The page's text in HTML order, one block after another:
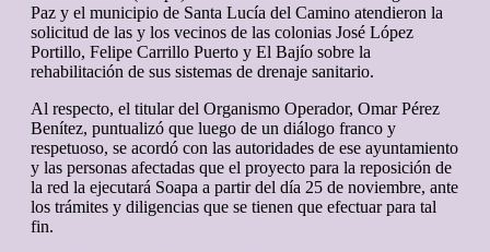
Paz y el municipio de Santa Lucía del Camino atendieron la
solicitud de las y los vecinos de las colonias José López
Portillo, Felipe Carrillo Puerto y El Bajío sobre la
rehabilitación de sus sistemas de drenaje sanitario.
Al respecto, el titular del Organismo Operador, Omar Pérez
Benítez, puntualizó que luego de un diálogo franco y
respetuoso, se acordó con las autoridades de ese ayuntamiento
y las personas afectadas que el proyecto para la reposición de
la red la ejecutará Soapa a partir del día 25 de noviembre, ante
los trámites y diligencias que se tienen que efectuar para tal
fin.